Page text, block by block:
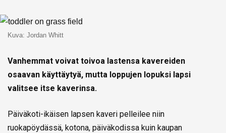
Kuva: Jordan Whitt
Vanhemmat voivat toivoa lastensa kavereiden
osaavan käyttäytyä, mutta loppujen lopuksi lapsi
valitsee itse kaverinsa.
Päiväkoti-ikäisen lapsen kaveri pelleilee niin
ruokapöydässä, kotona, päiväkodissa kuin kaupan